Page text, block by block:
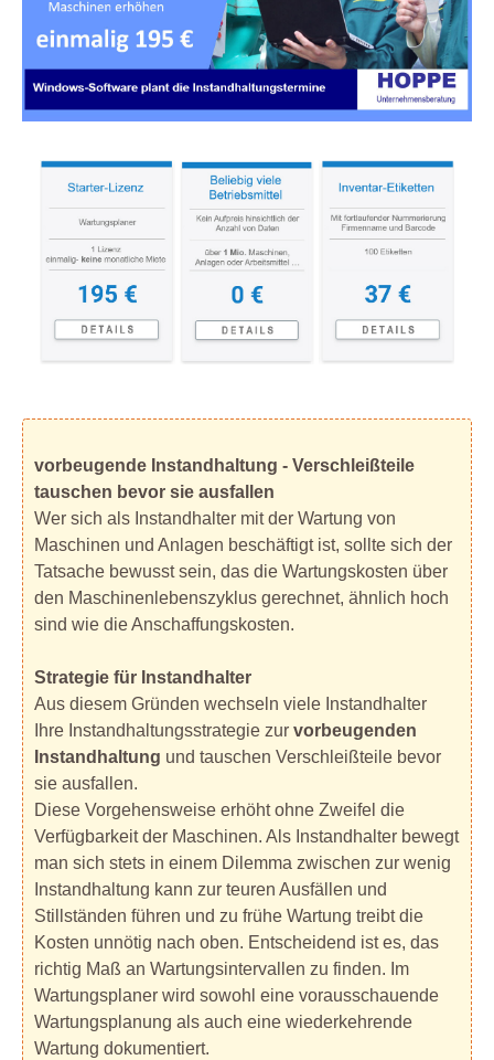
vorbeugende Instandhaltung - Verschleißteile
tauschen bevor sie ausfallen
Wer sich als Instandhalter mit der Wartung von
Maschinen und Anlagen beschäftigt ist, sollte sich der
Tatsache bewusst sein, das die Wartungskosten über
den Maschinenlebenszyklus gerechnet, ähnlich hoch
sind wie die Anschaffungskosten.
Strategie für Instandhalter
Aus diesem Gründen wechseln viele Instandhalter
Ihre Instandhaltungsstrategie zur vorbeugenden
Instandhaltung und tauschen Verschleißteile bevor
sie ausfallen.
Diese Vorgehensweise erhöht ohne Zweifel die
Verfügbarkeit der Maschinen. Als Instandhalter bewegt
man sich stets in einem Dilemma zwischen zur wenig
Instandhaltung kann zur teuren Ausfällen und
Stillständen führen und zu frühe Wartung treibt die
Kosten unnötig nach oben. Entscheidend ist es, das
richtig Maß an Wartungsintervallen zu finden. Im
Wartungsplaner wird sowohl eine vorausschauende
Wartungsplanung als auch eine wiederkehrende
Wartung dokumentiert.